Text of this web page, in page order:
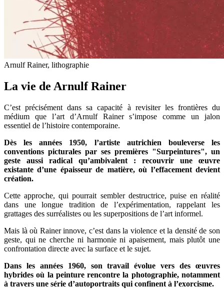
Arnulf Rainer, lithographie
La vie de Arnulf Rainer
C’est précisément dans sa capacité à revisiter les frontières du
médium que l’art d’Arnulf Rainer s’impose comme un jalon
essentiel de l’histoire contemporaine.
Dès les années 1950, l’artiste autrichien bouleverse les
conventions picturales par ses premières "Surpeintures", un
geste aussi radical qu’ambivalent : recouvrir une œuvre
existante d’une épaisseur de matière, où l’effacement devient
création.
Cette approche, qui pourrait sembler destructrice, puise en réalité
dans une longue tradition de l’expérimentation, rappelant les
grattages des surréalistes ou les superpositions de l’art informel.
Mais là où Rainer innove, c’est dans la violence et la densité de son
geste, qui ne cherche ni harmonie ni apaisement, mais plutôt une
confrontation directe avec la surface et le sujet.
Dans les années 1960, son travail évolue vers des œuvres
hybrides où la peinture rencontre la photographie, notamment
à travers une série d’autoportraits qui confinent à l’exorcisme.